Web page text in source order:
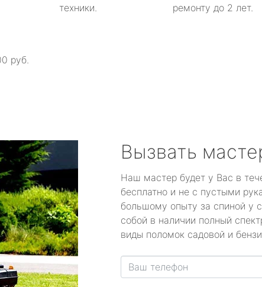
техники.
ремонту до 2 лет.
руб.
Вызвать
Наш мастер будет у Вас в
бесплатно и не с пустыми
большому опыту за спиной у
собой в наличии полный
виды поломок садовой и